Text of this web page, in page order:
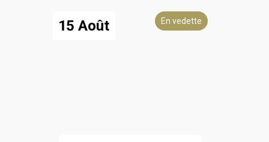
15 Août En vedette